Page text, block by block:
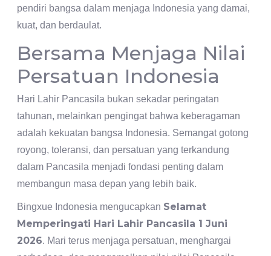
pendiri bangsa dalam menjaga Indonesia yang damai,
kuat, dan berdaulat.
Bersama Menjaga Nilai
Persatuan Indonesia
Hari Lahir Pancasila bukan sekadar peringatan
tahunan, melainkan pengingat bahwa keberagaman
adalah kekuatan bangsa Indonesia. Semangat gotong
royong, toleransi, dan persatuan yang terkandung
dalam Pancasila menjadi fondasi penting dalam
membangun masa depan yang lebih baik.
Bingxue Indonesia mengucapkan Selamat
Memperingati Hari Lahir Pancasila 1 Juni
2026. Mari terus menjaga persatuan, menghargai